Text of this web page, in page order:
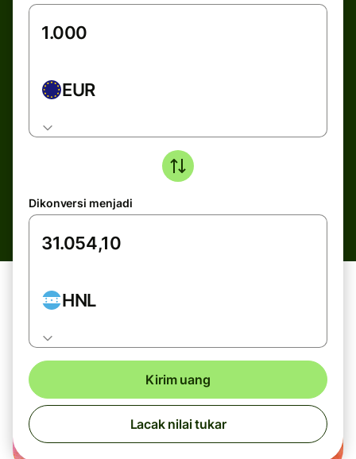
EUR
Dikonversi menjadi
HNL
Kirim uang
Lacak nilai tukar